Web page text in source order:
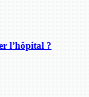
l’hôpital ?